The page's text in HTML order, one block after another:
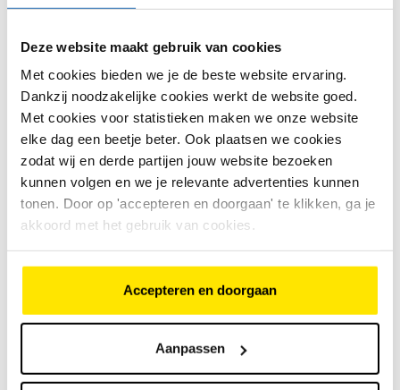
Deze website maakt gebruik van cookies
Met cookies bieden we je de beste website ervaring.
Dankzij noodzakelijke cookies werkt de website goed.
Met cookies voor statistieken maken we onze website
elke dag een beetje beter. Ook plaatsen we cookies
zodat wij en derde partijen jouw website bezoeken
kunnen volgen en we je relevante advertenties kunnen
tonen. Door op 'accepteren en doorgaan' te klikken, ga je
akkoord met het gebruik van cookies.
Accepteren en doorgaan
Aanpassen
beoordelingen
middenmotor, 50 Nm
8 Shimano Nexus versnellingen
€2 999,-
Bekijk model
39 beoordelingen